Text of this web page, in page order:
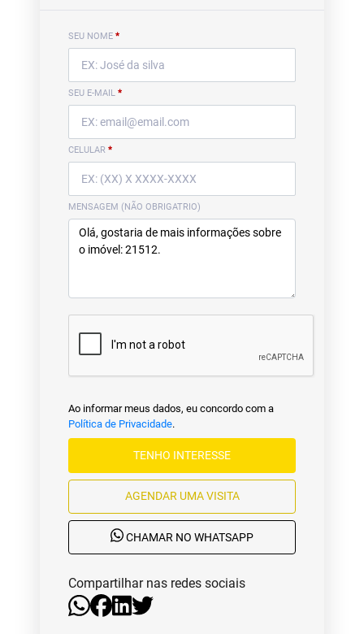
SEU NOME *
SEU E-MAIL *
CELULAR *
MENSAGEM (NÃO OBRIGATRIO)
Ao informar meus dados, eu concordo com a
Política de Privacidade.
TENHO INTERESSE
AGENDAR UMA VISITA
CHAMAR NO WHATSAPP
Compartilhar nas redes sociais